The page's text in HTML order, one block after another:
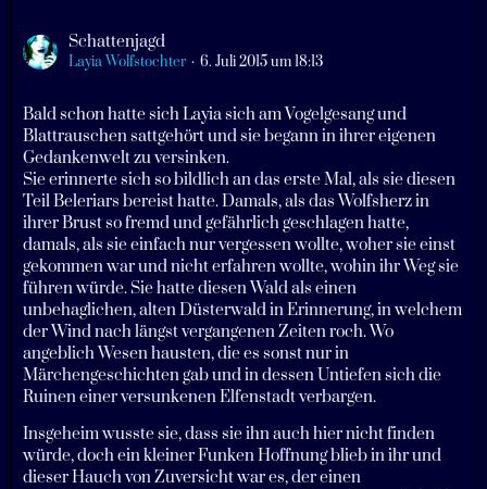
Schattenjagd
Layia Wolfstochter 6. Juli 2015 um 18:13
Bald schon hatte sich Layia sich am Vogelgesang und
Blattrauschen sattgehört und sie begann in ihrer eigenen
Gedankenwelt zu versinken.
Sie erinnerte sich so bildlich an das erste Mal, als sie diesen
Teil Beleriars bereist hatte. Damals, als das Wolfsherz in
ihrer Brust so fremd und gefährlich geschlagen hatte,
damals, als sie einfach nur vergessen wollte, woher sie einst
gekommen war und nicht erfahren wollte, wohin ihr Weg sie
führen würde. Sie hatte diesen Wald als einen
unbehaglichen, alten Düsterwald in Erinnerung, in welchem
der Wind nach längst vergangenen Zeiten roch. Wo
angeblich Wesen hausten, die es sonst nur in
Märchengeschichten gab und in dessen Untiefen sich die
Ruinen einer versunkenen Elfenstadt verbargen.
Insgeheim wusste sie, dass sie ihn auch hier nicht finden
würde, doch ein kleiner Funken Hoffnung blieb in ihr und
dieser Hauch von Zuversicht war es, der einen